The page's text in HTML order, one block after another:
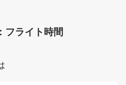
フライト時間